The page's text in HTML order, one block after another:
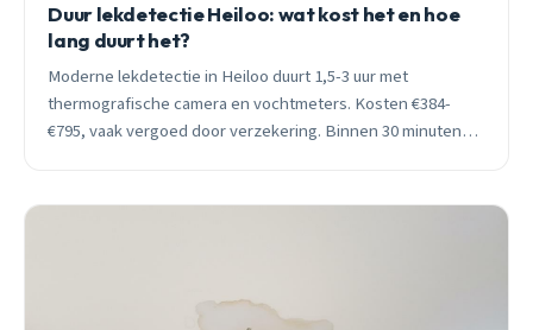
Duur lekdetectie Heiloo: wat kost het en hoe
lang duurt het?
Moderne lekdetectie in Heiloo duurt 1,5-3 uur met
thermografische camera en vochtmeters. Kosten €384-
€795, vaak vergoed door verzekering. Binnen 30 minuten